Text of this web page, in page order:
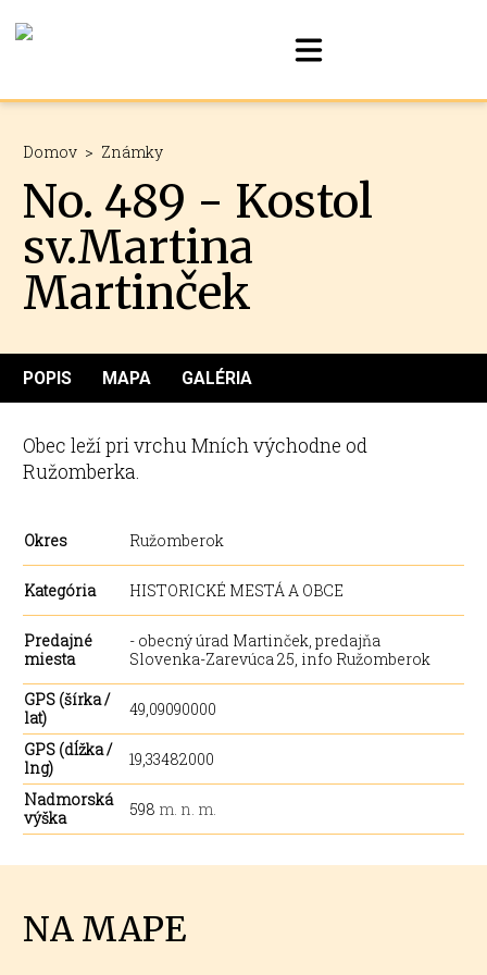
Domov > Známky
No. 489 - Kostol
sv.Martina
Martinček
POPIS MAPA GALÉRIA
Obec leží pri vrchu Mních východne od
Ružomberka.
Okres Ružomberok
Kategória HISTORICKÉ MESTÁ A OBCE
Predajné
miesta
- obecný úrad Martinček, predajňa
Slovenka-Zarevúca 25, info Ružomberok
GPS (šírka /
lat)
49,09090000
GPS (dĺžka /
lng)
19,33482000
Nadmorská
výška
598 m. n. m.
NA MAPE